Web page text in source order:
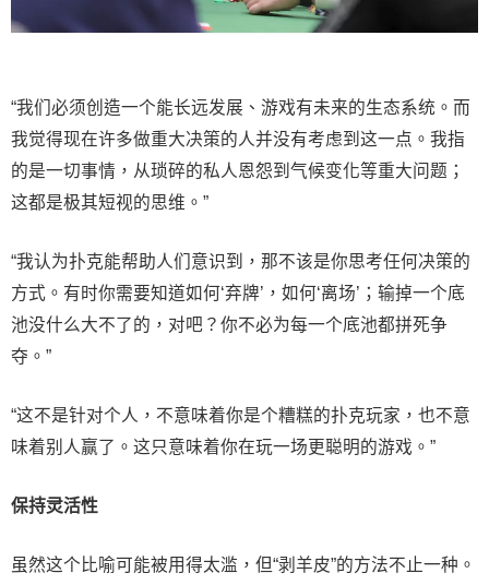
“我们必须创造一个能长远发展、游戏有未来的生态系统。而
我觉得现在许多做重大决策的人并没有考虑到这一点。我指
的是一切事情，从琐碎的私人恩怨到气候变化等重大问题；
这都是极其短视的思维。”
“我认为扑克能帮助人们意识到，那不该是你思考任何决策的
方式。有时你需要知道如何‘弃牌’，如何‘离场’；输掉一个底
池没什么大不了的，对吧？你不必为每一个底池都拼死争
夺。”
“这不是针对个人，不意味着你是个糟糕的扑克玩家，也不意
味着别人赢了。这只意味着你在玩一场更聪明的游戏。”
保持灵活性
虽然这个比喻可能被用得太滥，但“剥羊皮”的方法不止一种。